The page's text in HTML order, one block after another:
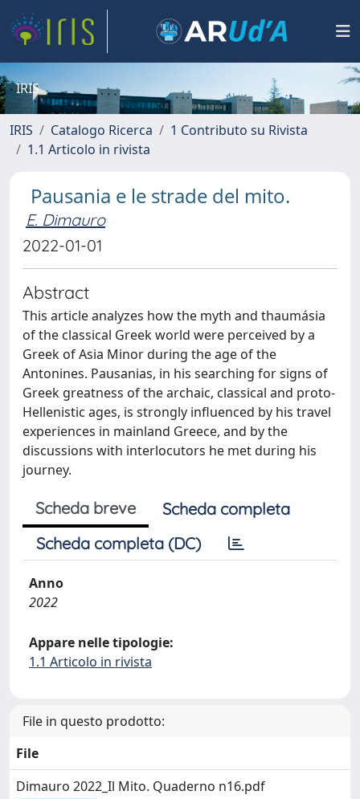
IRIS
IRIS Catalogo Ricerca
1 Contributo su Rivista
1.1 Articolo in rivista
Pausania e le strade del mito.
E. Dimauro
2022-01-01
Abstract
This article analyzes how the myth and thaumásia
of the classical Greek world were perceived by a
Greek of Asia Minor during the age of the
Antonines. Pausanias, in his searching for signs of
Greek greatness of the archaic, classical and proto-
Hellenistic ages, is strongly influenced by his travel
experiences in mainland Greece, and by the
discussions with interlocutors he met during his
journey.
Scheda breve
Scheda completa
Scheda completa (DC)
Anno
2022
Appare nelle tipologie:
1.1 Articolo in rivista
File in questo prodotto:
File
Dimauro 2022_Il Mito. Quaderno n16.pdf